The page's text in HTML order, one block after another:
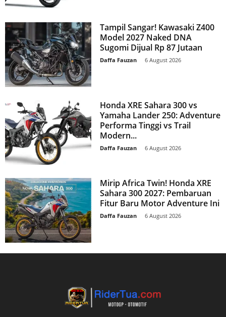
Tampil Sangar! Kawasaki Z400
Model 2027 Naked DNA
Sugomi Dijual Rp 87 Jutaan
Daffa Fauzan 6 August 2026
Honda XRE Sahara 300 vs
Yamaha Lander 250: Adventure
Performa Tinggi vs Trail
Modern...
Daffa Fauzan 6 August 2026
Mirip Africa Twin! Honda XRE
Sahara 300 2027: Pembaruan
Fitur Baru Motor Adventure Ini
Daffa Fauzan 6 August 2026